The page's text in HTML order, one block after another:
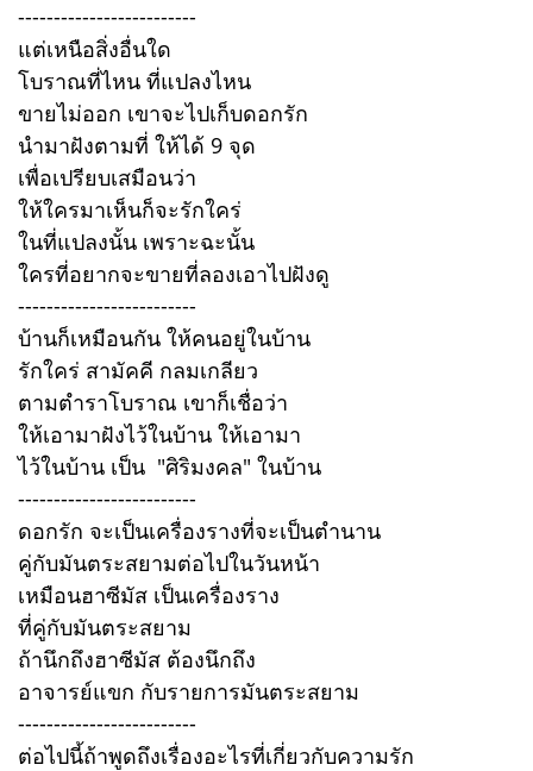
-------------------------
แต่เหนือสิ่งอื่นใด
โบราณที่ไหน ที่แปลงไหน
ขายไม่ออก เขาจะไปเก็บดอกรัก
นำมาฝังตามที่ ให้ได้ 9 จุด
เพื่อเปรียบเสมือนว่า
ให้ใครมาเห็นก็จะรักใคร่
ในที่แปลงนั้น เพราะฉะนั้น
ใครที่อยากจะขายที่ลองเอาไปฝังดู
-------------------------
บ้านก็เหมือนกัน ให้คนอยู่ในบ้าน
รักใคร่ สามัคคี กลมเกลียว
ตามตำราโบราณ เขาก็เชื่อว่า
ให้เอามาฝังไว้ในบ้าน ให้เอามา
ไว้ในบ้าน เป็น "ศิริมงคล" ในบ้าน
-------------------------
ดอกรัก จะเป็นเครื่องรางที่จะเป็นตำนาน
คู่กับมันตระสยามต่อไปในวันหน้า
เหมือนฮาซีมัส เป็นเครื่องราง
ที่คู่กับมันตระสยาม
ถ้านึกถึงฮาซีมัส ต้องนึกถึง
อาจารย์แขก กับรายการมันตระสยาม
-------------------------
ต่อไปนี้ถ้าพูดถึงเรื่องอะไรที่เกี่ยวกับความรัก